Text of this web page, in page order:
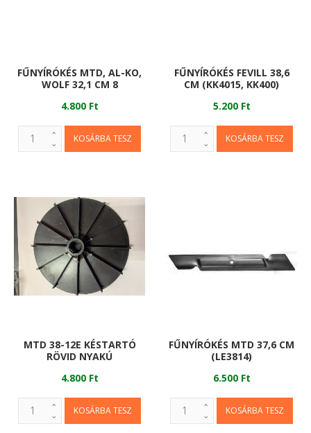
FŰNYÍRÓKÉS MTD, AL-KO,
WOLF 32,1 CM 8
4.800 Ft
FŰNYÍRÓKÉS FEVILL 38,6
CM (KK4015, KK400)
5.200 Ft
MTD 38-12E KÉSTARTÓ
RÖVID NYAKÚ
4.800 Ft
FŰNYÍRÓKÉS MTD 37,6 CM
(LE3814)
6.500 Ft